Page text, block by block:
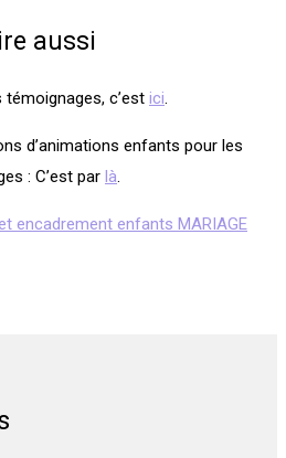
aussi
c’est ici.
d’animations enfants pour les
: C’est par là.
encadrement enfants MARIAGE